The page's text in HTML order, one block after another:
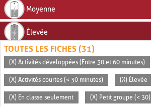
Moyenne
Élevée
TOUTES LES FICHES (31)
(X) Activités développées (Entre 30 et 60 minutes)
(X) Activités courtes (< 30 minutes) (X) Élevée
(X) En classe seulement (X) Petit groupe (< 30)